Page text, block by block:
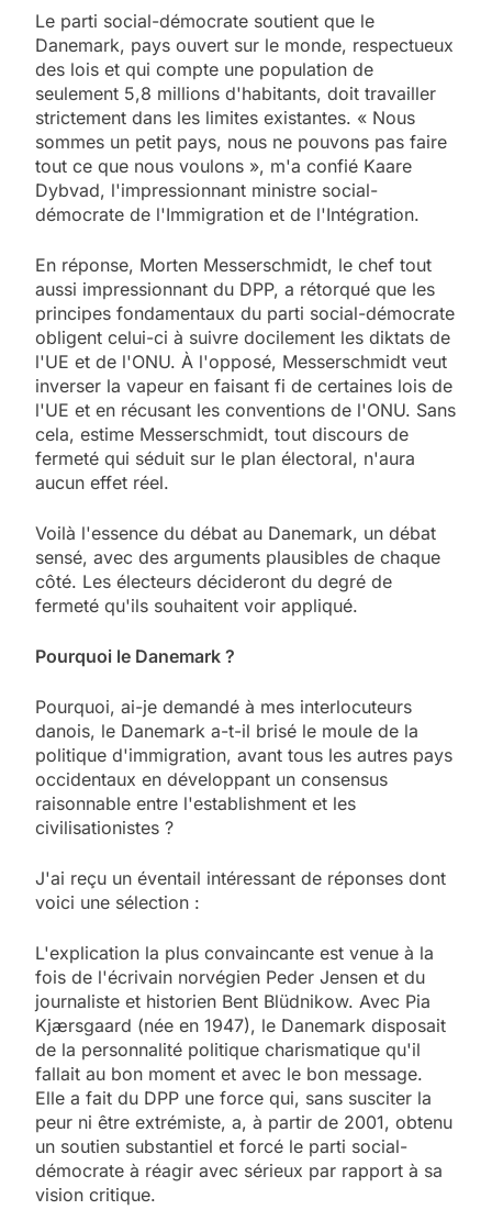
Le parti social-démocrate soutient que le
Danemark, pays ouvert sur le monde, respectueux
des lois et qui compte une population de
seulement 5,8 millions d'habitants, doit travailler
strictement dans les limites existantes. « Nous
sommes un petit pays, nous ne pouvons pas faire
tout ce que nous voulons », m'a confié Kaare
Dybvad, l'impressionnant ministre social-
démocrate de l'Immigration et de l'Intégration.
En réponse, Morten Messerschmidt, le chef tout
aussi impressionnant du DPP, a rétorqué que les
principes fondamentaux du parti social-démocrate
obligent celui-ci à suivre docilement les diktats de
l'UE et de l'ONU. À l'opposé, Messerschmidt veut
inverser la vapeur en faisant fi de certaines lois de
l'UE et en récusant les conventions de l'ONU. Sans
cela, estime Messerschmidt, tout discours de
fermeté qui séduit sur le plan électoral, n'aura
aucun effet réel.
Voilà l'essence du débat au Danemark, un débat
sensé, avec des arguments plausibles de chaque
côté. Les électeurs décideront du degré de
fermeté qu'ils souhaitent voir appliqué.
Pourquoi le Danemark ?
Pourquoi, ai-je demandé à mes interlocuteurs
danois, le Danemark a-t-il brisé le moule de la
politique d'immigration, avant tous les autres pays
occidentaux en développant un consensus
raisonnable entre l'establishment et les
civilisationistes ?
J'ai reçu un éventail intéressant de réponses dont
voici une sélection :
L'explication la plus convaincante est venue à la
fois de l'écrivain norvégien Peder Jensen et du
journaliste et historien Bent Blüdnikow. Avec Pia
Kjærsgaard (née en 1947), le Danemark disposait
de la personnalité politique charismatique qu'il
fallait au bon moment et avec le bon message.
Elle a fait du DPP une force qui, sans susciter la
peur ni être extrémiste, a, à partir de 2001, obtenu
un soutien substantiel et forcé le parti social-
démocrate à réagir avec sérieux par rapport à sa
vision critique.